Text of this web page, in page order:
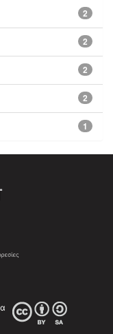
2
2
2
2
1